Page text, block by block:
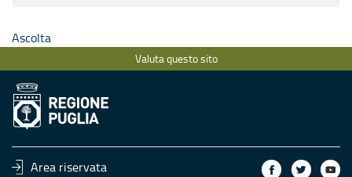
Ascolta
Valuta questo sito
Area riservata